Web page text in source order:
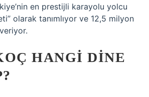
en prestijli karayolu yolcu
olarak tanımlıyor ve 12,5 milyon
HANGI DINE